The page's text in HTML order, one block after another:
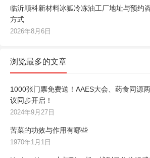
临沂顺科新材料冰狐冷冻油工厂地址与预约
方式
2026年8月6日
浏览最多的文章
1000张门票免费送！AAES大会、药食同源
议同步开启！
2024年9月27日
苦菜的功效与作用有哪些
1970年1月1日